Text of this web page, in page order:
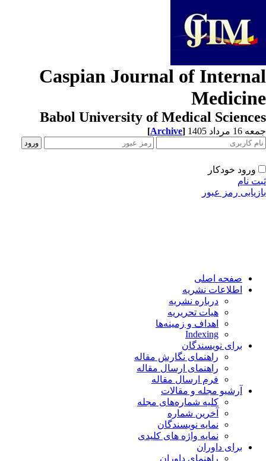
Caspian Journal of
Babol University of Medical
مرداد 1405 [Archive]
ورود خودکار
نام
رمز عبور
صفحه اصلی
اطلاعات نشریه
درباره نشریه
هیات تحریریه
اهداف و زمینه‌ها
Indexing
برای نویسندگان
راهنمای نگارش مقاله
راهنمای ارسال مقاله
فرم ارسال مقاله
آرشیو مجله و مقالات
کلیه شماره‌های مجله
آخرین شماره
نمایه نویسندگان
نمایه واژه های کلیدی
برای داوران
راهنمای داوران